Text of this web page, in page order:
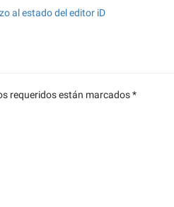
al estado del editor iD
requeridos están marcados*